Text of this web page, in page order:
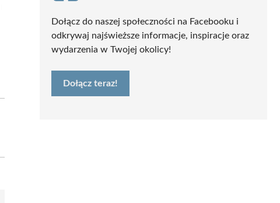
Dołącz do naszej społeczności na Facebooku i
odkrywaj najświeższe informacje, inspiracje oraz
wydarzenia w Twojej okolicy!
Dołącz teraz!